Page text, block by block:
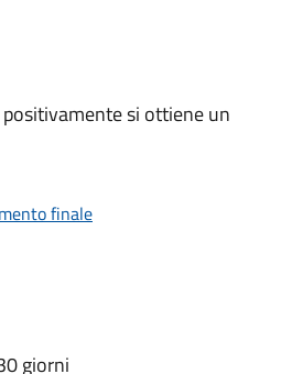
si ottiene un
finale
giorni